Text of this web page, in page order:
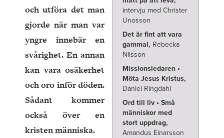
intervju med Christer
Unosson
Det är fint att vara
gammal, Rebecka
Nilsson
Missionsledaren •
Möta Jesus Kristus,
Daniel Ringdahl
Ord till liv • Små
människor med
stort uppdrag,
Amandus Einarsson
och utföra det man
gjorde när man var
yngre innebär en
svårighet. En annan
kan vara osäkerhet
och oro inför döden.
Sådant kommer
också över en
kristen människa.